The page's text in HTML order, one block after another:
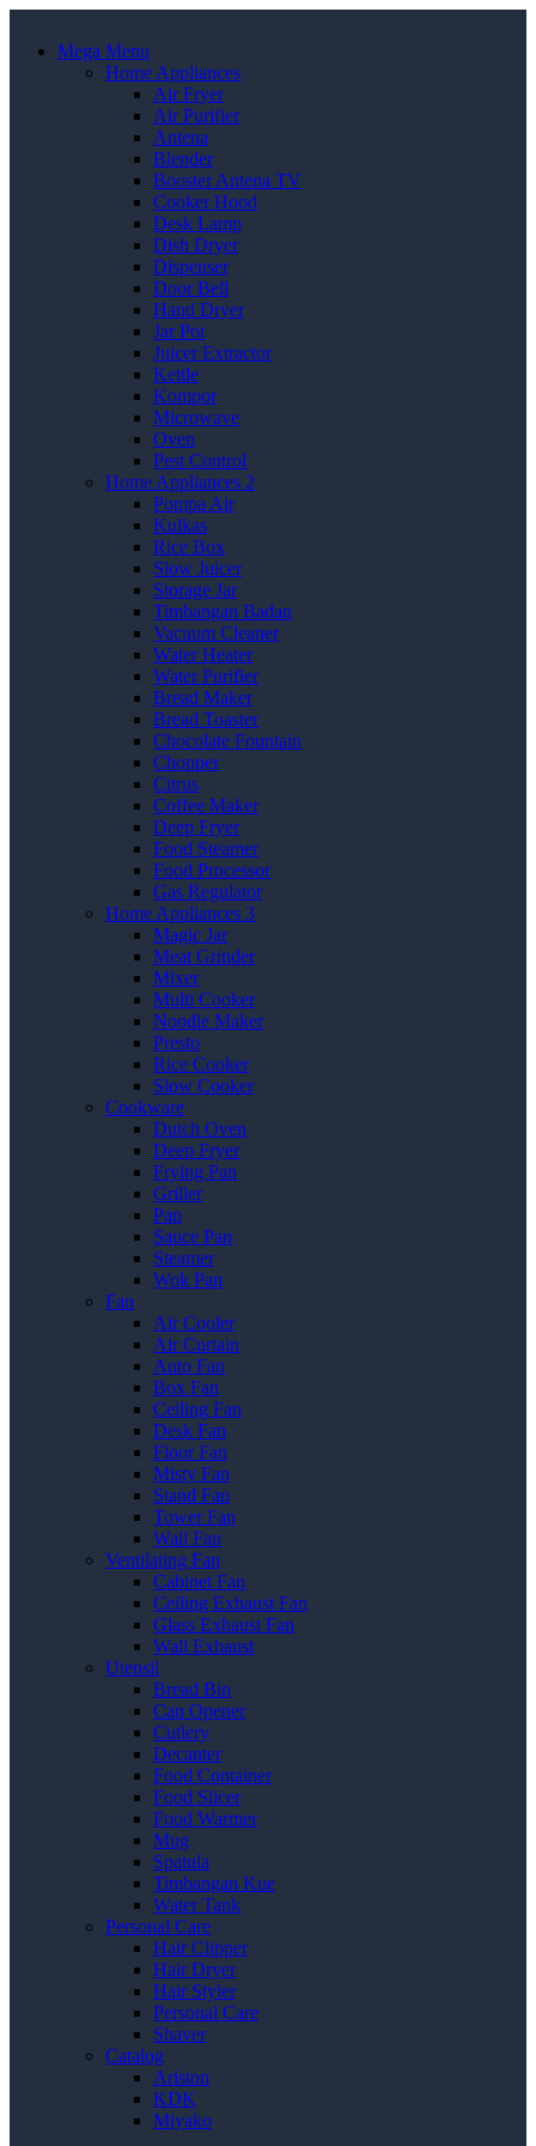
Mega Menu
Home Appliances
Air Fryer
Air Purifier
Antena
Blender
Booster Antena TV
Cooker Hood
Desk Lamp
Dish Dryer
Dispenser
Door Bell
Hand Dryer
Jar Pot
Juicer Extractor
Kettle
Kompor
Microwave
Oven
Pest Control
Home Appliances 2
Pompa Air
Kulkas
Rice Box
Slow Juicer
Storage Jar
Timbangan Badan
Vacuum Cleaner
Water Heater
Water Purifier
Bread Maker
Bread Toaster
Chocolate Fountain
Chopper
Citrus
Coffee Maker
Deep Fryer
Food Steamer
Food Processor
Gas Regulator
Home Appliances 3
Magic Jar
Meat Grinder
Mixer
Multi Cooker
Noodle Maker
Presto
Rice Cooker
Slow Cooker
Cookware
Dutch Oven
Deep Fryer
Frying Pan
Griller
Pan
Sauce Pan
Steamer
Wok Pan
Fan
Air Cooler
Air Curtain
Auto Fan
Box Fan
Ceiling Fan
Desk Fan
Floor Fan
Misty Fan
Stand Fan
Tower Fan
Wall Fan
Ventilating Fan
Cabinet Fan
Ceiling Exhaust Fan
Glass Exhaust Fan
Wall Exhaust
Utensil
Bread Bin
Can Opener
Cutlery
Decanter
Food Container
Food Slicer
Food Warmer
Mug
Spatula
Timbangan Kue
Water Tank
Personal Care
Hair Clipper
Hair Dryer
Hair Styler
Personal Care
Shaver
Catalog
Ariston
KDK
Miyako